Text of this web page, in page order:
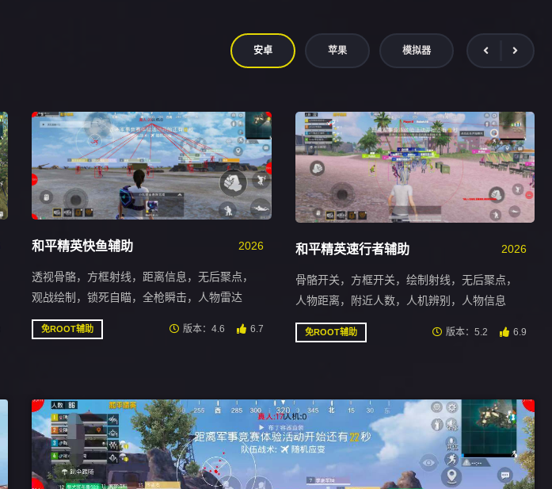
安卓 苹果 模拟器
和平精英快鱼辅助 2026
透视骨骼，方框射线，距离信息，无后聚点，
观战绘制，锁死自瞄，全枪瞬击，人物雷达
免ROOT辅助 版本：4.6 6.7
和平精英速行者辅助 2026
骨骼开关，方框开关，绘制射线，无后聚点，
人物距离，附近人数，人机辨别，人物信息
免ROOT辅助 版本：5.2 6.9